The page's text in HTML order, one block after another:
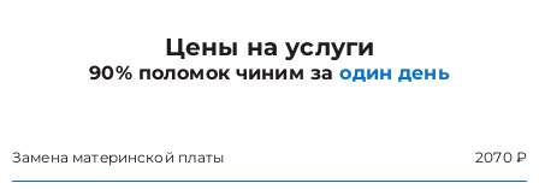
Цены на услуги
90% поломок чиним заодин день
Замена материнской платы 2070 ₽